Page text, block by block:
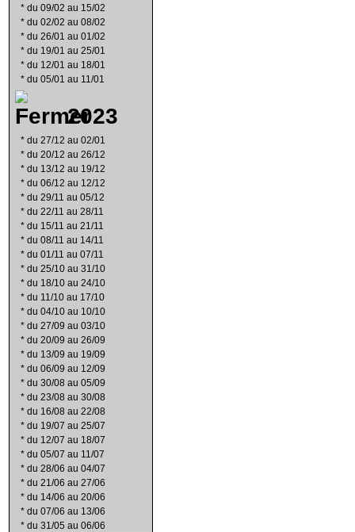
* du 09/02 au 15/02
* du 02/02 au 08/02
* du 26/01 au 01/02
* du 19/01 au 25/01
* du 12/01 au 18/01
* du 05/01 au 11/01
2023
* du 27/12 au 02/01
* du 20/12 au 26/12
* du 13/12 au 19/12
* du 06/12 au 12/12
* du 29/11 au 05/12
* du 22/11 au 28/11
* du 15/11 au 21/11
* du 08/11 au 14/11
* du 01/11 au 07/11
* du 25/10 au 31/10
* du 18/10 au 24/10
* du 11/10 au 17/10
* du 04/10 au 10/10
* du 27/09 au 03/10
* du 20/09 au 26/09
* du 13/09 au 19/09
* du 06/09 au 12/09
* du 30/08 au 05/09
* du 23/08 au 30/08
* du 16/08 au 22/08
* du 19/07 au 25/07
* du 12/07 au 18/07
* du 05/07 au 11/07
* du 28/06 au 04/07
* du 21/06 au 27/06
* du 14/06 au 20/06
* du 07/06 au 13/06
* du 31/05 au 06/06